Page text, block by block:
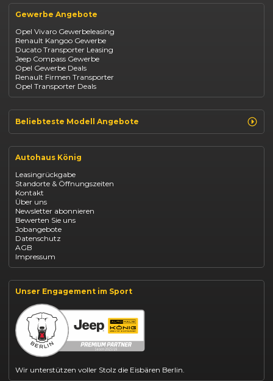
Mazda CX-30
Opel
Fiat
Jeep
Suzuki
BYD
Kia
Mazda
Citroën
Abarth
Fiat Professional
Gewerbe Angebote
Opel Vivaro Gewerbeleasing
Renault Kangoo Gewerbe
Ducato Transporter Leasing
Jeep Compass Gewerbe
Opel Gewerbe Deals
Renault Firmen Transporter
Opel Transporter Deals
Beliebteste Modell Angebote
Renault Arkana Leasing
Renault Captur Leasing
Opel Astra leasen
Opel Mokka kaufen
Opel Grandland finanzieren
Opel Vivaro Gewerbeleasing
Fiat 500 finanzieren
Fiat Panda leasen
Dacia Duster finanzieren
Dacia Sandero kaufen
Dacia Jogger leasen
Jeep Compass leasen
Jeep Renegade finanzieren
Suzuki Swift finanzieren
BYD Dolphin finanzieren
Kia Ceed finanzieren
Kia Sportage leasen
Mazda CX-30 finanzieren
Citroën C3 leasen
Autohaus König
Leasingrückgabe
Standorte & Öffnungszeiten
Kontakt
Über uns
Newsletter abonnieren
Bewerten Sie uns
Jobangebote
Datenschutz
AGB
Impressum
Unser Engagement im Sport
Wir unterstützen voller Stolz die Eisbären Berlin.